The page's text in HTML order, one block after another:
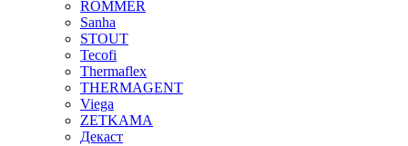
ROMMER
Sanha
STOUT
Tecofi
Thermaflex
THERMAGENT
Viega
ZETKAMA
Декаст